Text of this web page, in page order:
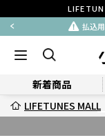
払込
新着商品
LIFETUNES MALL